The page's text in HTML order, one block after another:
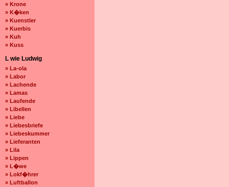
» Krone
» K�ken
» Kuenstler
» Kuerbis
» Kuh
» Kuss
L wie Ludwig
» La-ola
» Labor
» Lachende
» Lamas
» Laufende
» Libellen
» Liebe
» Liebesbriefe
» Liebeskummer
» Lieferanten
» Lila
» Lippen
» L�we
» Lokf�hrer
» Luftballon